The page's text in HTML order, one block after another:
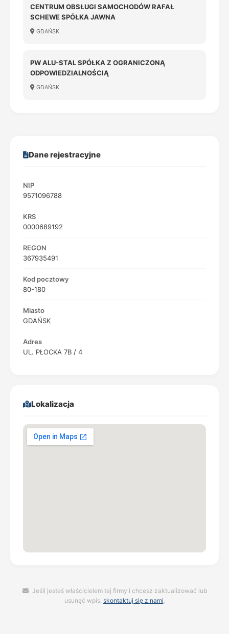
CENTRUM OBSŁUGI SAMOCHODÓW RAFAŁ
SCHEWE SPÓŁKA JAWNA
GDAŃSK
PW ALU-STAL SPÓŁKA Z OGRANICZONĄ
ODPOWIEDZIALNOŚCIĄ
GDAŃSK
Dane rejestracyjne
NIP
9571096788
KRS
0000689192
REGON
367935491
Kod pocztowy
80-180
Miasto
GDAŃSK
Adres
UL. PŁOCKA 7B / 4
Lokalizacja
Jeśli jesteś właścicielem tej firmy i chcesz zaktualizować lub
usunąć wpis, skontaktuj się z nami.